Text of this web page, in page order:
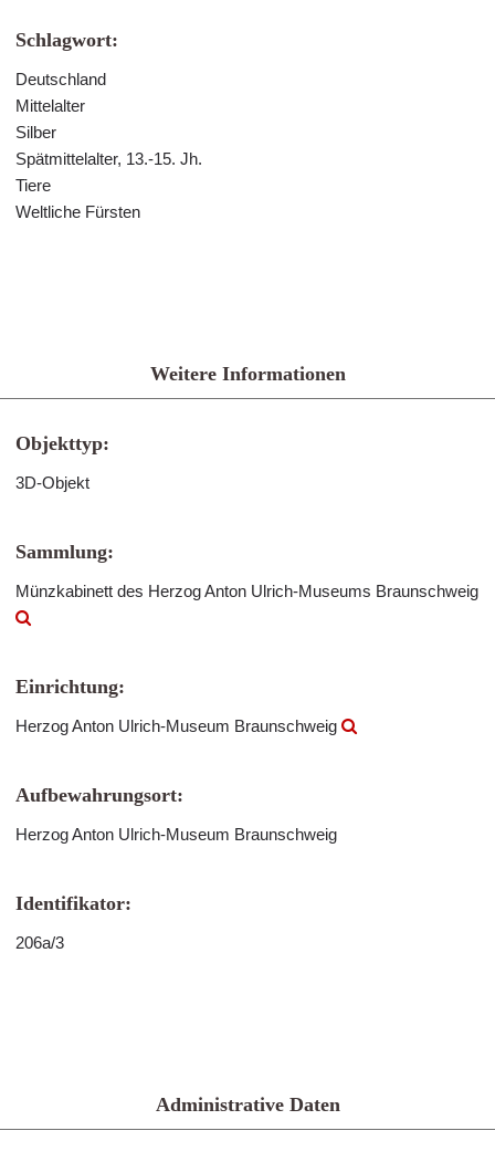
Schlagwort:
Deutschland
Mittelalter
Silber
Spätmittelalter, 13.-15. Jh.
Tiere
Weltliche Fürsten
Weitere Informationen
Objekttyp:
3D-Objekt
Sammlung:
Münzkabinett des Herzog Anton Ulrich-Museums Braunschweig
Einrichtung:
Herzog Anton Ulrich-Museum Braunschweig
Aufbewahrungsort:
Herzog Anton Ulrich-Museum Braunschweig
Identifikator:
206a/3
Administrative Daten